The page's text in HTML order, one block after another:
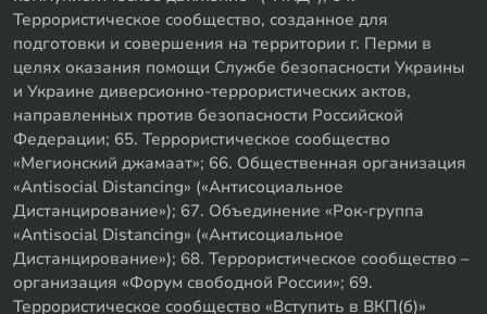
Террористическое сообщество, созданное для
подготовки и совершения на территории г. Перми в
целях оказания помощи Службе безопасности Украины
и Украине диверсионно-террористических актов,
направленных против безопасности Российской
Федерации; 65. Террористическое сообщество
«Мегионский джамаат»; 66. Общественная организация
«Antisocial Distancing» («Антисоциальное
Дистанцирование»); 67. Объединение «Рок-группа
«Antisocial Distancing» («Антисоциальное
Дистанцирование»); 68. Террористическое сообщество –
организация «Форум свободной России»; 69.
Террористическое сообщество «Вступить в ВКП(б)»